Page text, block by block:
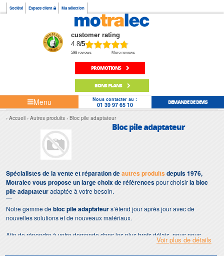
Société Espace client Ma sélection
customer rating
4.8/5
598 reviews More reviews
PROMOTIONS
BONS PLANS
Menu Nous contacter au :
01 39 97 65 10 DEMANDE DE DEVIS
Accueil Autres produits Bloc pile adaptateur
Bloc pile adaptateur
Spécialistes de la vente et réparation deautres produits depuis 1976,
Motralec vous propose un large choix de référencespour choisirla bloc
pile adaptateuradaptée à votre besoin.
Notre gamme debloc pile adaptateurs’étend jour après jour avec de
nouvelles solutions et de nouveaux matériaux.
Afin de répondre à votre demande dans les plus brefs délais, nous nous
bloc pile adaptateur
Voir plus de détails